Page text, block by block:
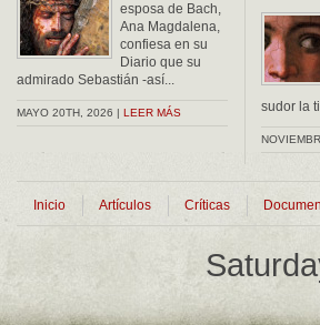
esposa de Bach,
Ana Magdalena,
confiesa en su
Diario que su
admirado Sebastián -así...
MAYO 20TH, 2026 | LEER MÁS
sudor la
Inicio Artículos Críticas